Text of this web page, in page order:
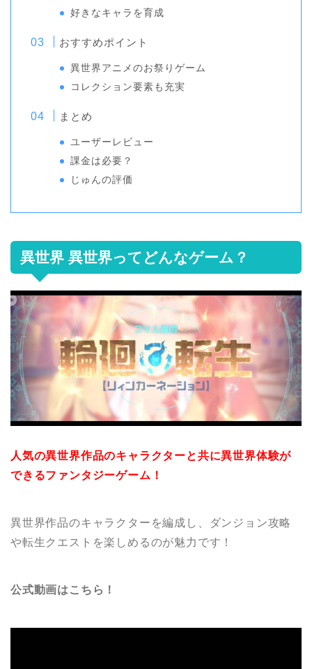
好きなキャラを育成
おすすめポイント
異世界アニメのお祭りゲーム
コレクション要素も充実
まとめ
ユーザーレビュー
課金は必要？
じゅんの評価
異世界 異世界ってどんなゲーム？
人気の異世界作品のキャラクターと共に異世界体験が
できるファンタジーゲーム！
異世界作品のキャラクターを編成し、ダンジョン攻略
や転生クエストを楽しめるのが魅力です！
公式動画はこちら！